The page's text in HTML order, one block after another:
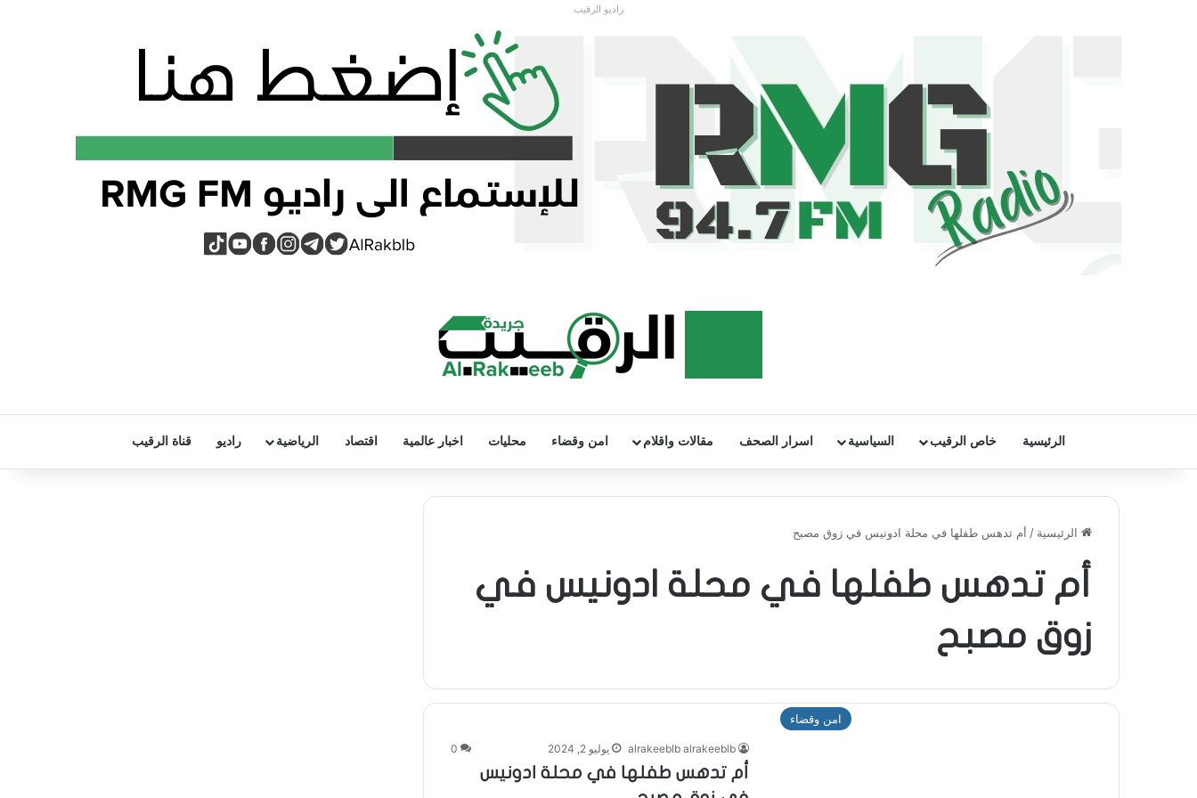
راديو الرقيب
الرئيسية خاص الرقيب السياسية اسرار الصحف مقالات واقلام امن وقضاء محليات اخبار عالمية اقتصاد الرياضية راديو قناة الرقيب
الرئيسية / أم تدهس طفلها في محلة ادونيس في زوق مصبح
أم تدهس طفلها في محلة ادونيس في
زوق مصبح
امن وقضاء
alrakeeblb alrakeeblb يوليو 2, 2024 0
أم تدهس طفلها في محلة ادونيس